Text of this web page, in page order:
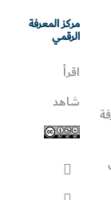
مركز المعرفة
الرقمي
اقرأ
شاهد